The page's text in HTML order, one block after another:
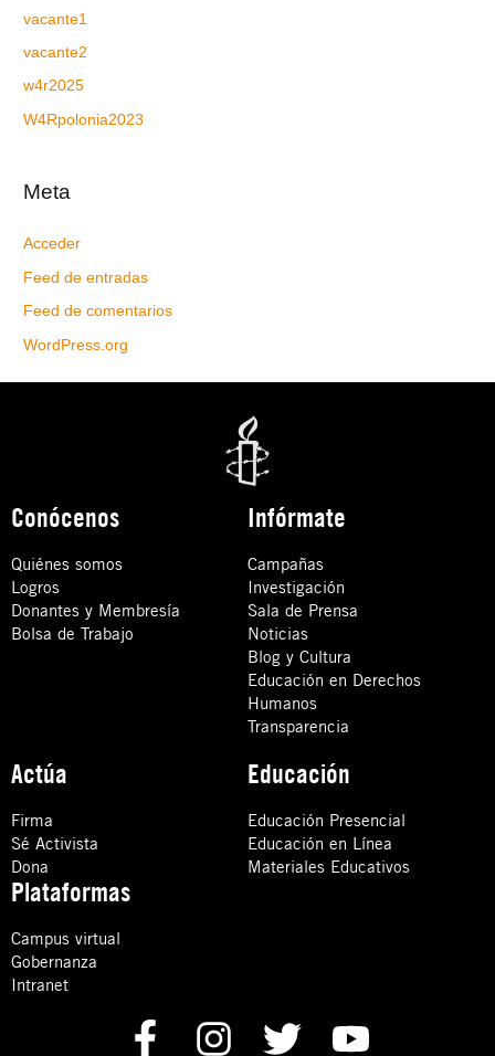
vacante1
vacante2
w4r2025
W4Rpolonia2023
Meta
Acceder
Feed de entradas
Feed de comentarios
WordPress.org
Conócenos
Quiénes somos
Logros
Donantes y Membresía
Bolsa de Trabajo
Infórmate
Campañas
Investigación
Sala de Prensa
Noticias
Blog y Cultura
Educación en Derechos
Humanos
Transparencia
Actúa
Firma
Sé Activista
Dona
Educación
Educación Presencial
Educación en Línea
Materiales Educativos
Plataformas
Campus virtual
Gobernanza
Intranet